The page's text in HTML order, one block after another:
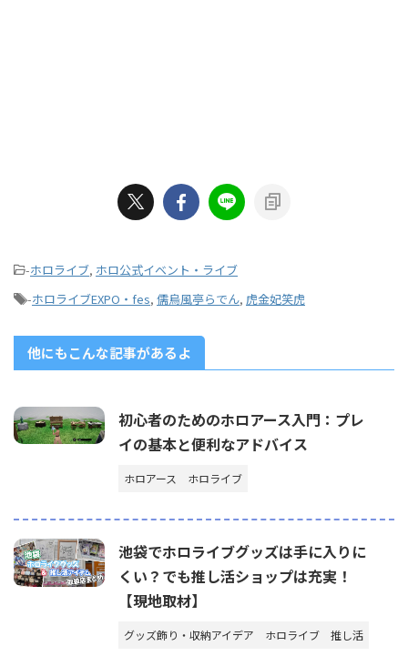
-ホロライブ, ホロ公式イベント・ライブ
-ホロライブEXPO・fes, 儒烏風亭らでん, 虎金妃笑虎
他にもこんな記事があるよ
初心者のためのホロアース入門：プレ
イの基本と便利なアドバイス
ホロアース ホロライブ
池袋でホロライブグッズは手に入りに
くい？でも推し活ショップは充実！
【現地取材】
グッズ飾り・収納アイデア ホロライブ 推し活